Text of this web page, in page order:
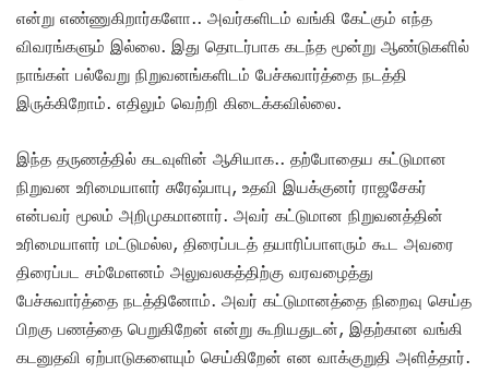
என்று எண்ணுகிறார்களோ.. அவர்களிடம் வங்கி கேட்கும் எந்த
விவரங்களும் இல்லை. இது தொடர்பாக கடந்த மூன்று ஆண்டுகளில்
நாங்கள் பல்வேறு நிறுவனங்களிடம் பேச்சுவார்த்தை நடத்தி
இருக்கிறோம். எதிலும் வெற்றி கிடைக்கவில்லை.
இந்த தருணத்தில் கடவுளின் ஆசியாக.. தற்போதைய கட்டுமான
நிறுவன உரிமையாளர் சுரேஷ்பாபு, உதவி இயக்குனர் ராஜசேகர்
என்பவர் மூலம் அறிமுகமானார். அவர் கட்டுமான நிறுவனத்தின்
உரிமையாளர் மட்டுமல்ல, திரைப்படத் தயாரிப்பாளரும் கூட அவரை
திரைப்பட சம்மேளனம் அலுவலகத்திற்கு வரவழைத்து
பேச்சுவார்த்தை நடத்தினோம். அவர் கட்டுமானத்தை நிறைவு செய்த
பிறகு பணத்தை பெறுகிறேன் என்று கூறியதுடன், இதற்கான வங்கி
கடனுதவி ஏற்பாடுகளையும் செய்கிறேன் என வாக்குறுதி அளித்தார்.